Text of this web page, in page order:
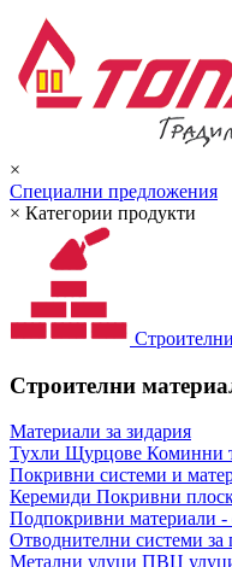
×
Специални предложения
× Категории продукти
Строителни
Материали за зидария
Тухли Щурцове Коминни
Покривни системи и
Керемиди Покривни
Подпокривни материали -
Отводнителни системи за
Метални улуци ПВЦ